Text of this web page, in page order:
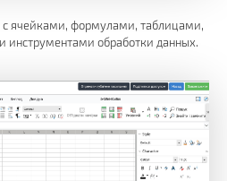
с ячейками, формулами, таблицами,
обработки данных.